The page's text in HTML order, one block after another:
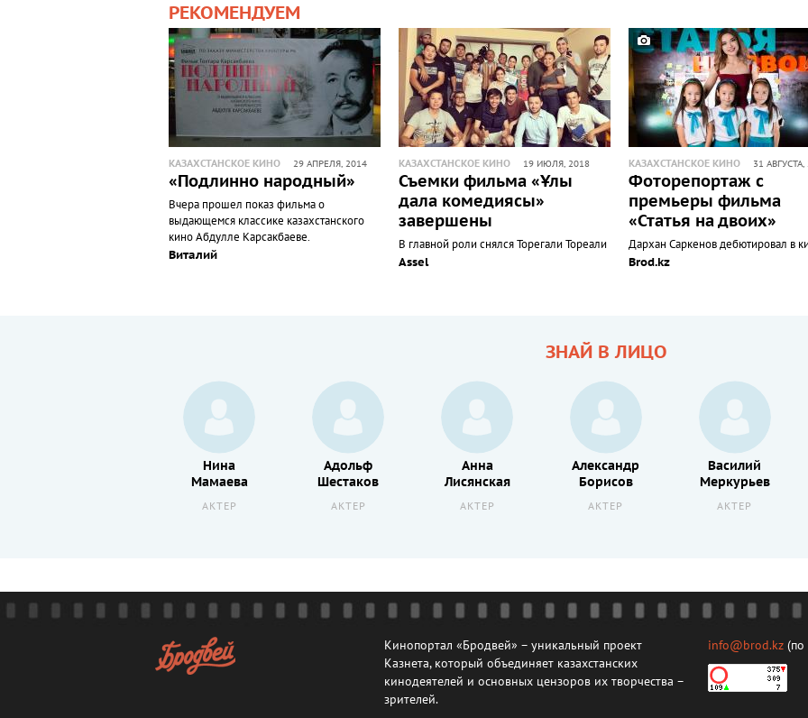
РЕКОМЕНДУЕМ
КАЗАХСТАНСКОЕ КИНО 29 АПРЕЛЯ, 2014
«Подлинно народный»
Вчера прошел показ фильма о
выдающемся классике казахстанского
кино Абдулле Карсакбаеве.
Виталий
КАЗАХСТАНСКОЕ КИНО 19 ИЮЛЯ, 2018
Съемки фильма «Ұлы
дала комедиясы»
завершены
В главной роли снялся Торегали Тореали
Assel
КАЗАХСТАНСКОЕ КИНО 31 АВГУСТА,
Фоторепортаж с
премьеры фильма
«Статья на двоих»
Дархан Саркенов дебютировал в
Brod.kz
ЗНАЙ В ЛИЦО
Нина
Мамаева
АКТЕР
Адольф
Шестаков
АКТЕР
Анна
Лисянская
АКТЕР
Александр
Борисов
АКТЕР
Василий
Меркурьев
АКТЕР
Кинопортал «Бродвей» – уникальный проект
Казнета, который объединяет казахстанских
кинодеятелей и основных цензоров их творчества –
зрителей.
info@brod.kz (по